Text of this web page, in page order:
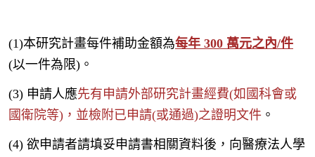
(1)本研究計畫每件補助金額為每年 300 萬元之內/件
(以一件為限)。
(3) 申請人應先有申請外部研究計畫經費(如國科會或
國衛院等)，並檢附已申請(或通過)之證明文件 。
(4) 欲申請者請填妥申請書相關資料後，向醫療法人學